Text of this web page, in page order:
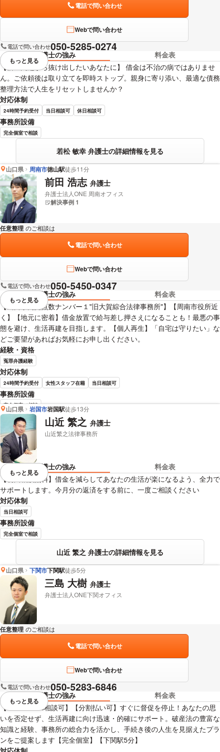
電話で問い合わせ
Webで問い合わせ
電話で問い合わせ050-5285-0274
弁護士の強み
料金表
【借金問題から抜け出したいあなたに】 借金は不治の病ではありませ
ん。ご依頼後は取り立てを即時ストップ。親身に寄り添い、最適な債務
整理方法で人生をリセットしませんか？
対応体制
24時間予約受付 当日相談可 休日相談可
事務所設備
完全個室で相談
若松 敏幸 弁護士の詳細情報を見る
視覚的に省略されている要素を
もっと見る
山口県 周南市徳山駅徒歩11分
前田 浩志 弁護士
弁護士法人ONE 周南オフィス
解決事例 1
任意整理 のご相談は
電話で問い合わせ
Webで問い合わせ
電話で問い合わせ050-5450-0347
弁護士の強み
料金表
【山口県内拠点数ナンバー１"旧大賀綜合法律事務所"】【周南市役所近
く】【地元に密着】借金放置で給与差し押さえになることも！最悪の事
態を避け、生活再建を目指します。【個人再生】「自宅は守りたい」な
どご要望があればお気軽にお申し出ください。
経験・資格
冤罪弁護経験
対応体制
24時間予約受付 女性スタッフ在籍 当日相談可
事務所設備
完全個室で相談
前田 浩志 弁護士の詳細情報を見る
視覚的に省略されている要素を
もっと見る
山口県 岩国市岩国駅徒歩13分
山近 繁之 弁護士
山近繁之法律事務所
弁護士の強み
料金表
【初回相談無料】借金を減らしてあなたの生活が楽になるよう、全力で
サポートします。今月分の返済をする前に、一度ご相談ください
対応体制
当日相談可
事務所設備
完全個室で相談
山近 繁之 弁護士の詳細情報を見る
視覚的に省略されている要素を
もっと見る
山口県 下関市下関駅徒歩5分
三島 大樹 弁護士
弁護士法人ONE下関オフィス
任意整理 のご相談は
電話で問い合わせ
Webで問い合わせ
電話で問い合わせ050-5283-6846
弁護士の強み
料金表
【LINE・WEB相談可】【分割払い可】すぐに督促を停止！あなたの思
いを否定せず、生活再建に向け迅速・的確にサポート。破産法の豊富な
知識と経験、事務所の総合力を活かし、手続き後の人生を見据えたプラ
ンをご提案します【完全個室】【下関駅5分】
視覚的に省略されている要素を
もっと見る